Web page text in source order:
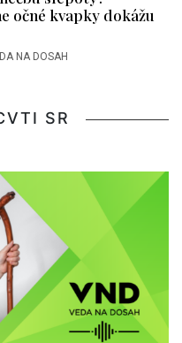
očné kvapky dokážu
NA DOSAH
SR